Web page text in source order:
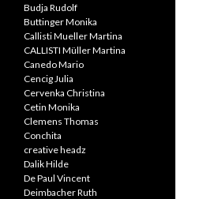
Budja Rudolf
Buttinger Monika
Callisti Mueller Martina
CALLISTI Müller Martina
Canedo Mario
Cencig Julia
Cervenka Christina
Cetin Monika
Clemens Thomas
Conchita
creative headz
Dalik Hilde
De Paul Vincent
Deimbacher Ruth